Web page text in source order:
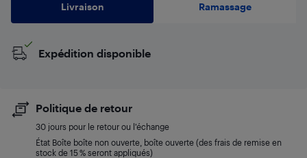
Livraison Ramassage
Expédition disponible
Politique de retour
30 jours pour le retour ou l’échange
État Boîte boîte non ouverte, boîte ouverte (des frais de remise en
stock de 15 % seront appliqués)